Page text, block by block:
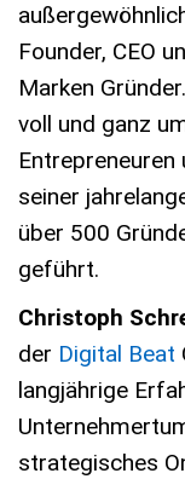
Founder, CEO
Marken
voll und ganz
seiner
über 500
geführt.
Christoph
der Digital Beat
langjährige
strategisches